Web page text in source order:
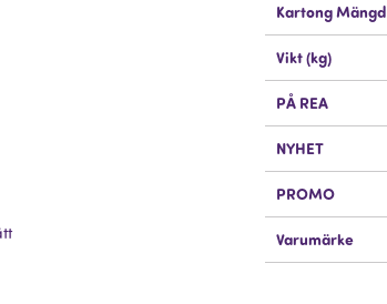
Kartong Mängd
Vikt (kg)
PÅ REA
NYHET
PROMO
Varumärke